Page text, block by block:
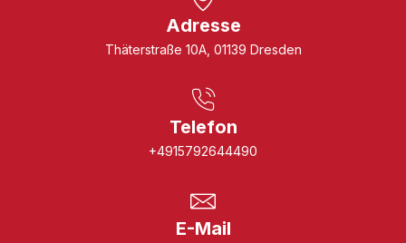
Adresse
Thäterstraße 10A, 01139 Dresden
Telefon
+4915792644490
E-Mail